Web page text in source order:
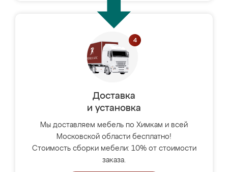
Доставка
и установка
Мы доставляем мебель по Химкам и всей
Московской области бесплатно!
Стоимость сборки мебели: 10% от стоимости
заказа.